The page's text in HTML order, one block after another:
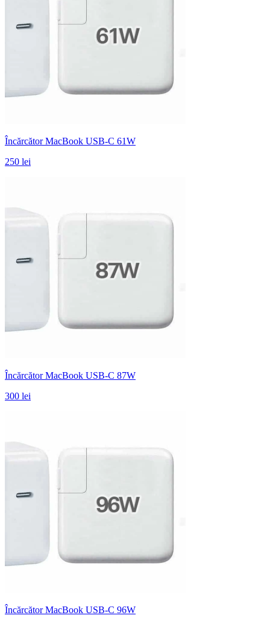
Încărcător MacBook USB-C 61W
250 lei
Încărcător MacBook USB-C 87W
300 lei
Încărcător MacBook USB-C 96W